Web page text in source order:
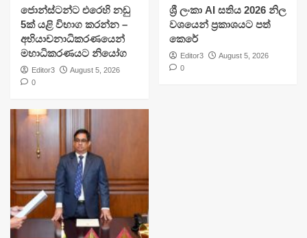
ජොන්ස්ටන්ට එරෙහි නඩු
5ක් යළි විභාග කරන්න –
අභියාචනාධිකරණයෙන්
මහාධිකරණයට නියෝග
Editor3
August 5, 2026
0
ශ්‍රී ලංකා AI සතිය 2026 නිල
වශයෙන් ප්‍රකාශයට පත්
කෙරේ
Editor3
August 5, 2026
0